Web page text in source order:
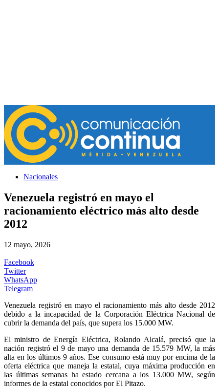
Nacionales
Venezuela registró en mayo el
racionamiento eléctrico más alto desde
2012
12 mayo, 2026
Facebook
Twitter
WhatsApp
Telegram
Venezuela registró en mayo el racionamiento más alto desde 2012
debido a la incapacidad de la Corporación Eléctrica Nacional de
cubrir la demanda del país, que supera los 15.000 MW.
El ministro de Energía Eléctrica, Rolando Alcalá, precisó que la
nación registró el 9 de mayo una demanda de 15.579 MW, la más
alta en los últimos 9 años. Ese consumo está muy por encima de la
oferta eléctrica que maneja la estatal, cuya máxima producción en
las últimas semanas ha estado cercana a los 13.000 MW, según
informes de la estatal conocidos por El Pitazo.